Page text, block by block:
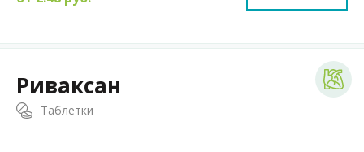
Риваксан
Таблетки